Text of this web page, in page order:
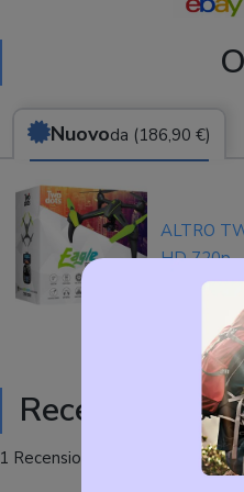
Nuovoda (186,90 €)
ALTRO
HD 720p
Recensioni
1 Recensioni - Voto medio 3,0